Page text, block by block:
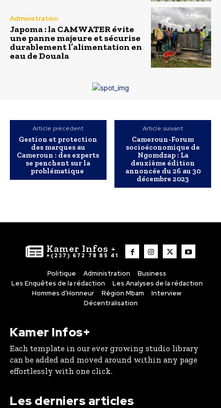
Administration
Japoma : la CAMWATER évite
une panne majeure et sécurise
durablement l’alimentation en
eau de Douala
Article précédent
Gestion et protection
des marques au
Cameroun : des experts
se penchent sur la
problématique
Article suivant
Cameroun-Forum
socioéconomique de
Ngomdzap : La
deuxième édition
annoncée du 26 au 30
décembre 2023
Kamer Infos +
+(237) 672 78 85 41
Politique Administration
Business
Les Enquêtes de la rédaction
Les Analyses de la rédaction
Hommes d’Honneur
Région Mbam
Interview
Décentralisation
Kamer Infos+
Each template in our ever growing studio library
can be added and moved around within any page
effortlessly with one click.
Les derniers articles